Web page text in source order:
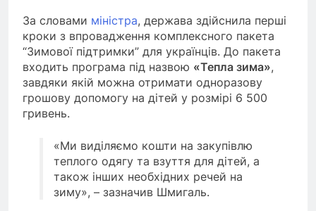
За словами міністра, держава здійснила перші
кроки з впровадження комплексного пакета
“Зимової підтримки” для українців. До пакета
входить програма під назвою «Тепла зима»,
завдяки якій можна отримати одноразову
грошову допомогу на дітей у розмірі 6 500
гривень.
«Ми виділяємо кошти на закупівлю
теплого одягу та взуття для дітей, а
також інших необхідних речей на
зиму», – зазначив Шмигаль.